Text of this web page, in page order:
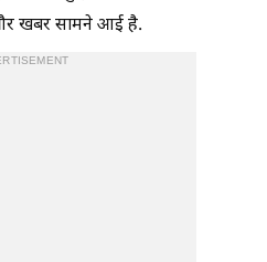
खबर सामने आई है.